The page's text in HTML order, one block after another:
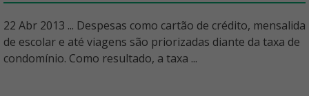
22 Abr 2013 ... Despesas como cartão de crédito, mensalida
de escolar e até viagens são priorizadas diante da taxa de
condomínio. Como resultado, a taxa ...